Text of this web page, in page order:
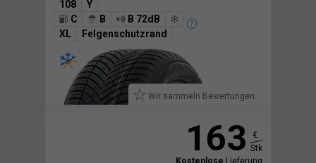
108
Y
C
B
B 72dB
XL
Felgenschutzrand
Wir sammeln Bewertungen.
163
€
Stk